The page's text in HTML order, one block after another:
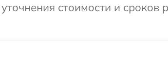
стоимости и сроков